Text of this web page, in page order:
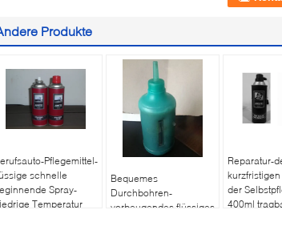
Produkte
Pflegemittel-
schnelle
Spray-
Temperatur
Bequemes
Durchbohren-
vorbeugendes flüssiges
Reparatur-
der
400ml